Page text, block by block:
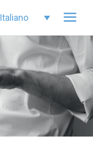
Italiano